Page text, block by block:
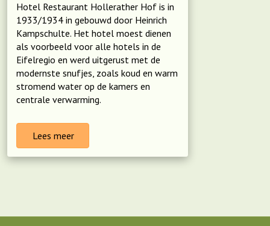
Hotel Restaurant Hollerather Hof is in
1933/1934 in gebouwd door Heinrich
Kampschulte. Het hotel moest dienen
als voorbeeld voor alle hotels in de
Eifelregio en werd uitgerust met de
modernste snufjes, zoals koud en warm
stromend water op de kamers en
centrale verwarming.
Lees meer